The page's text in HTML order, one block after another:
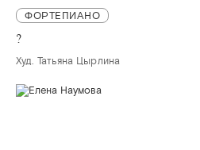
ФОРТЕПИАНО
?
Худ. Татьяна Цырлина